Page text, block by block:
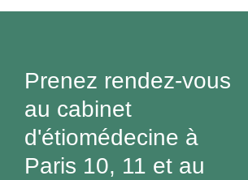
Prenez rendez-vous
au cabinet
d'étiomédecine à
Paris 10, 11 et au